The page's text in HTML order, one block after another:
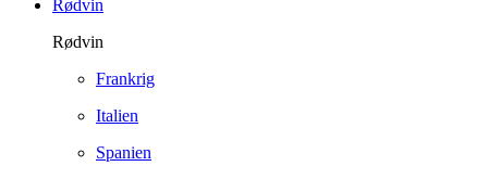
Rødvin
Rødvin
Frankrig
Italien
Spanien